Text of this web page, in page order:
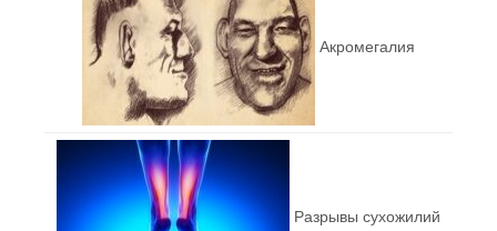
Акромегалия
Разрывы сухожилий